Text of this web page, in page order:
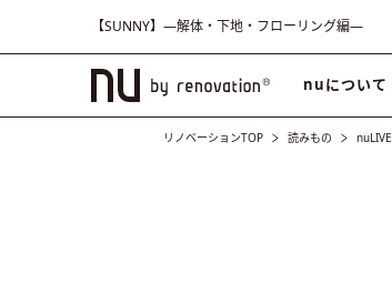
【SUNNY】―解体・下地・フローリング編―
nuについて
リノベーションTOP 読みもの nuLIVE